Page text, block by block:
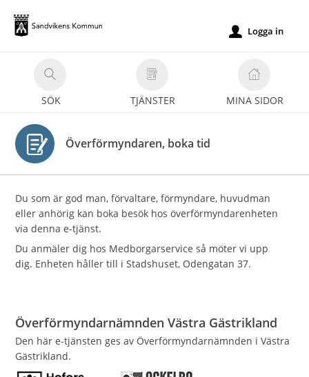
till
tjänster
Sandvikens
kommun
SÖK TJÄNSTER MINA SIDOR
u Logga in
Överförmyndaren, boka tid
Du som är god man, förvaltare, förmyndare, huvudman
eller anhörig kan boka besök hos överförmyndarenheten
via denna e-tjänst.
Du anmäler dig hos Medborgarservice så möter vi upp
dig. Enheten håller till i Stadshuset, Odengatan 37.
Överförmyndarnämnden Västra Gästrikland
Den här e-tjänsten ges av Överförmyndarnämnden i Västra
Gästrikland.